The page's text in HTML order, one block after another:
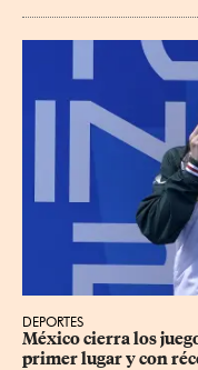
DEPORTES
México cierra los
primer lugar y con